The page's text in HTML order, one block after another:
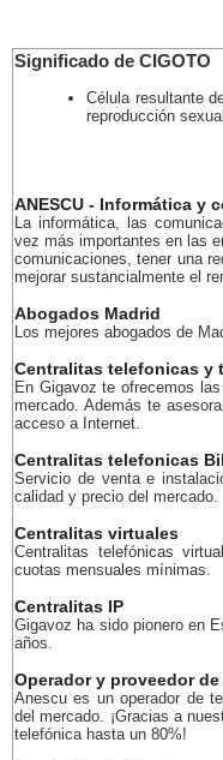
Significado de CIGOTO
Célula resultante
reproducción
ANESCU - Informática y
La informática, las
vez más importantes en las
comunicaciones, tener una
mejorar sustancialmente el
Abogados Madrid
Los mejores abogados de
Centralitas telefonicas y
En Gigavoz te ofrecemos
mercado. Además te
acceso a Internet.
Centralitas telefonicas
Servicio de venta e
calidad y precio del mercado.
Centralitas virtuales
Centralitas telefónicas
cuotas mensuales mínimas.
Centralitas IP
Gigavoz ha sido pionero en
años.
Operador y proveedor
Anescu es un operador de
del mercado. ¡Gracias a
telefónica hasta un 80%!